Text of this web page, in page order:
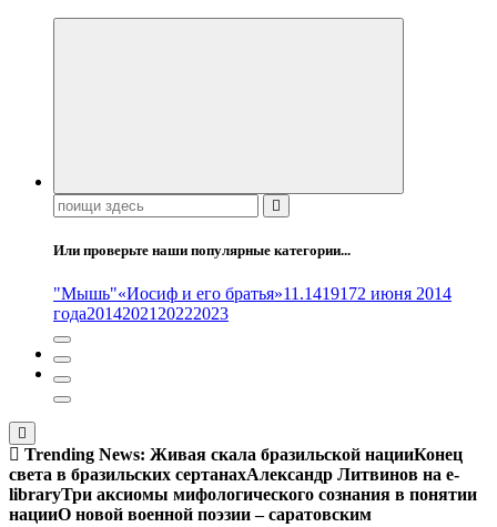
Поиск:
Или проверьте наши популярные категории...
"Мышь"«Иосиф и его братья»11.1419172 июня 2014
года20142021 20222023
Trending News: Живая скала бразильской нацииКонец
света в бразильских сертанахАлександр Литвинов на e-
libraryТри аксиомы мифологического сознания в понятии
нацииО новой военной поэзии – саратовским